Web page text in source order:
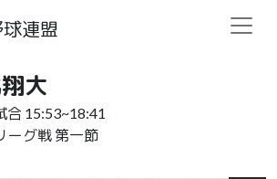
連盟
大
合 15:53~18:41
ーグ戦 第一節